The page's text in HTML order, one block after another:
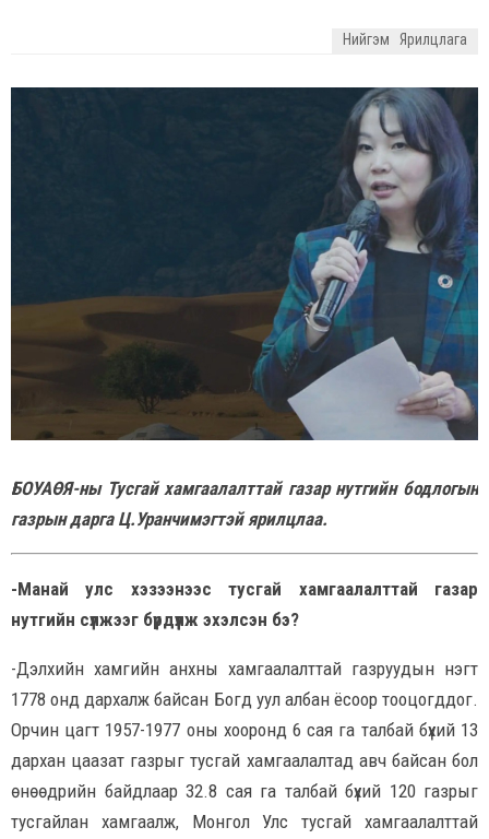
Нийгэм Ярилцлага
БОУАӨЯ-ны Тусгай хамгаалалттай газар нутгийн бодлогын
газрын дарга Ц.Уранчимэгтэй ярилцлаа.
-Манай улс хэзээнээс тусгай хамгаалалттай газар
нутгийн сүлжээг бүрдүүлж эхэлсэн бэ?
-Дэлхийн хамгийн анхны хамгаалалттай газруудын нэгт
1778 онд дархалж байсан Богд уул албан ёсоор тооцогддог.
Орчин цагт 1957-1977 оны хооронд 6 сая га талбай бүхий 13
дархан цаазат газрыг тусгай хамгаалалтад авч байсан бол
өнөөдрийн байдлаар 32.8 сая га талбай бүхий 120 газрыг
тусгайлан хамгаалж, Монгол Улс тусгай хамгаалалттай